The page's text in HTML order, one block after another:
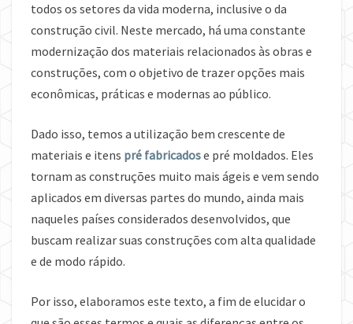
todos os setores da vida moderna, inclusive o da
construção civil. Neste mercado, há uma constante
modernização dos materiais relacionados às obras e
construções, com o objetivo de trazer opções mais
econômicas, práticas e modernas ao público.
Dado isso, temos a utilização bem crescente de
materiais e itens pré fabricadose pré moldados. Eles
tornam as construções muito mais ágeis e vem sendo
aplicados em diversas partes do mundo, ainda mais
naqueles países considerados desenvolvidos, que
buscam realizar suas construções com alta qualidade
e de modo rápido.
Por isso, elaboramos este texto, a fim de elucidar o